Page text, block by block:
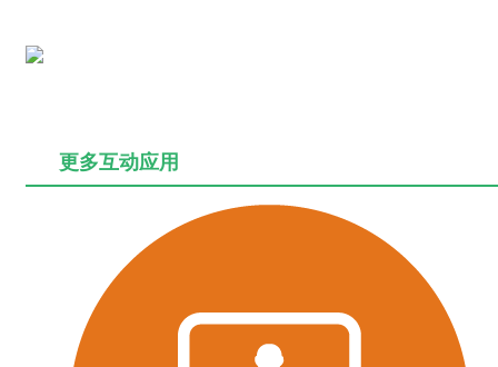
更多互动应用